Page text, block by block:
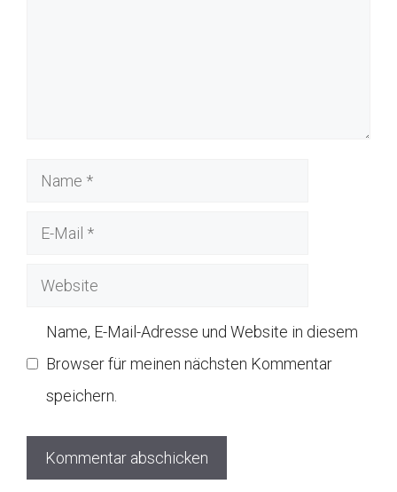
Name
Website
Name, E-Mail-Adresse und Website in diesem
Browser für meinen nächsten Kommentar
speichern.